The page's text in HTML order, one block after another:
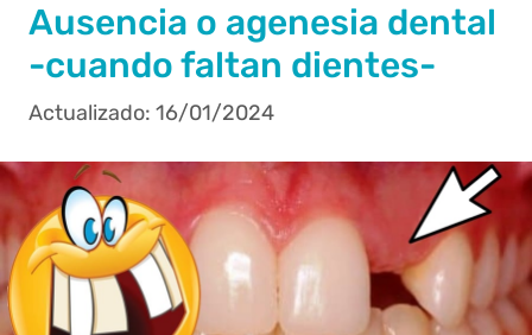
Ausencia o agenesia dental
-cuando faltan dientes-
16/01/2024